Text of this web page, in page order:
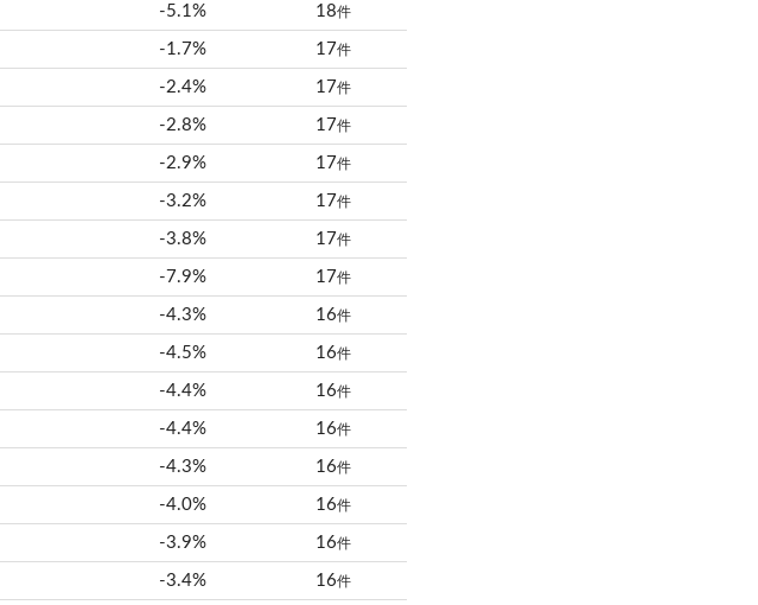
-5.1% 18件
-1.7% 17件
-2.4% 17件
-2.8% 17件
-2.9% 17件
-3.2% 17件
-3.8% 17件
-7.9% 17件
-4.3% 16件
-4.5% 16件
-4.4% 16件
-4.4% 16件
-4.3% 16件
-4.0% 16件
-3.9% 16件
-3.4% 16件